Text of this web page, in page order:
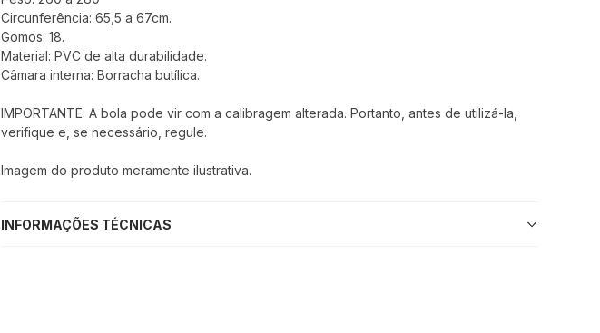
Circunferência: 65,5 a 67cm.
Gomos: 18.
Material: PVC de alta durabilidade.
Câmara interna: Borracha butílica.
IMPORTANTE: A bola pode vir com a calibragem alterada. Portanto, antes de utilizá-la,
verifique e, se necessário, regule.
Imagem do produto meramente ilustrativa.
INFORMAÇÕES TÉCNICAS